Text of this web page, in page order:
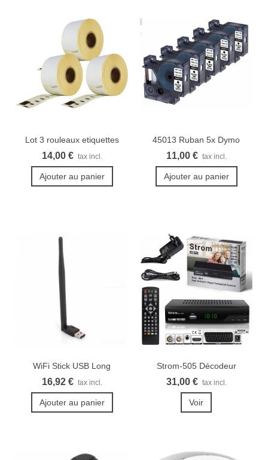
Lot 3 rouleaux etiquettes
Seiko...
14,00 € tax incl.
Ajouter au panier
45013 Ruban 5x Dymo
Rubans...
11,00 € tax incl.
Ajouter au panier
WiFi Stick USB Long
16,92 € tax incl.
Ajouter au panier
Strom-505 Décodeur
terrestre TNT...
31,00 € tax incl.
Voir